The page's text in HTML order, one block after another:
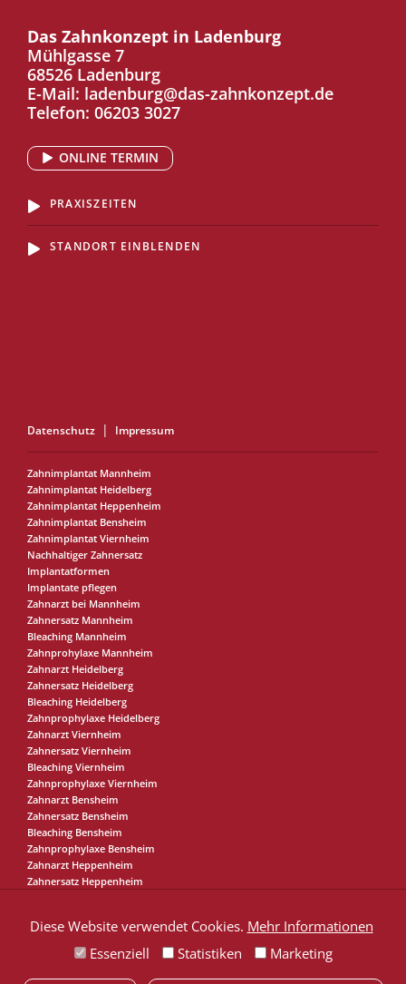
Das Zahnkonzept in Ladenburg
Mühlgasse 7
68526 Ladenburg
E-Mail: ladenburg@das-zahnkonzept.de
Telefon: 06203 3027
ONLINE TERMIN
PRAXISZEITEN
STANDORT EINBLENDEN
Datenschutz Impressum
Zahnimplantat Mannheim
Zahnimplantat Heidelberg
Zahnimplantat Heppenheim
Zahnimplantat Bensheim
Zahnimplantat Viernheim
Nachhaltiger Zahnersatz
Implantatformen
Implantate pflegen
Zahnarzt bei Mannheim
Zahnersatz Mannheim
Bleaching Mannheim
Zahnprohylaxe Mannheim
Zahnarzt Heidelberg
Zahnersatz Heidelberg
Bleaching Heidelberg
Zahnprophylaxe Heidelberg
Zahnarzt Viernheim
Zahnersatz Viernheim
Bleaching Viernheim
Zahnprophylaxe Viernheim
Zahnarzt Bensheim
Zahnersatz Bensheim
Bleaching Bensheim
Zahnprophylaxe Bensheim
Zahnarzt Heppenheim
Zahnersatz Heppenheim
Diese Website verwendet Cookies. Mehr Informationen
Essenziell
Statistiken Marketing